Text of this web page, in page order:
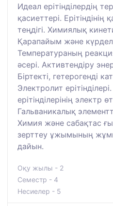
Идеал ерітінділердің
қасиеттері.
теңдігі. Химиялық
Қарапайым және
Температураның
әсері. Активтендіру
Біртекті, гетерогенді
Электролит
ерітінділерінің электр
Гальваникалық
Химия және сабақтас
зерттеу ұжымының
дайын.
Оқу жылы - 2
Семестр - 4
Несиелер - 5